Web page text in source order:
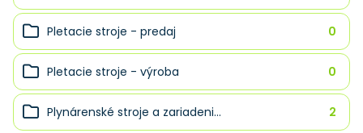
Pletacie stroje - predaj 0
Pletacie stroje - výroba 0
Plynárenské stroje a zariadeni... 2